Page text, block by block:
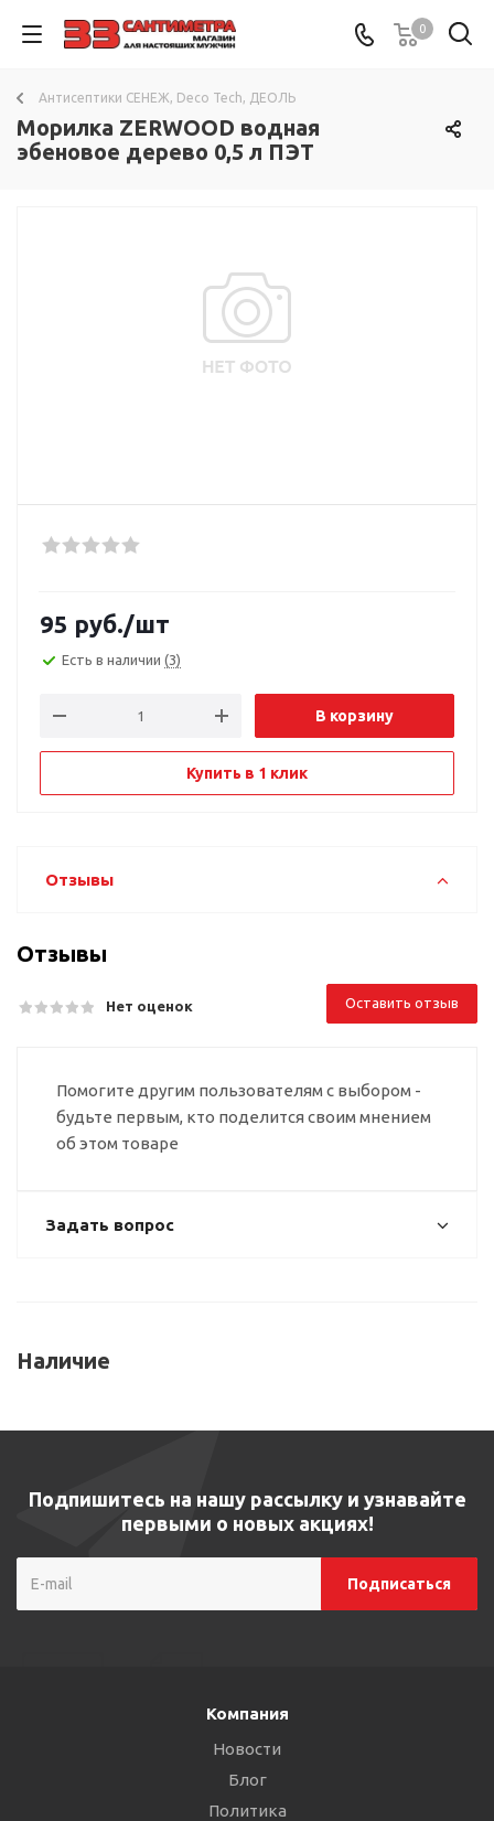
0
Антисептики СЕНЕЖ, Deco Tech, ДЕОЛЬ
Морилка ZERWOOD водная
эбеновое дерево 0,5 л ПЭТ
95 руб./шт
Есть в наличии (3)
В корзину
Купить в 1 клик
Отзывы
Отзывы
Нет оценок Оставить отзыв
Помогите другим пользователям с выбором -
будьте первым, кто поделится своим мнением
об этом товаре
Задать вопрос
Наличие
Подпишитесь на нашу рассылку и узнавайте
первыми о новых акциях!
Компания
Новости
Блог
Политика